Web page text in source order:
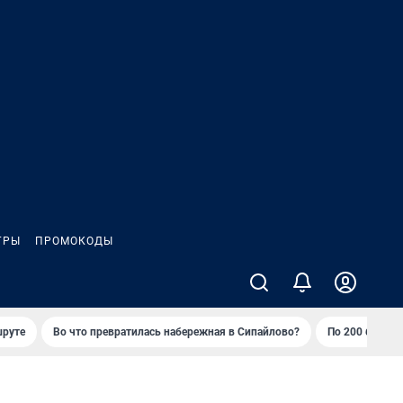
ПРОМОКОДЫ
Во что превратилась набережная в Сипайлово? По 200